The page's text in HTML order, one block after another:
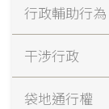
行政輔助行為
干涉行政
袋地通行權